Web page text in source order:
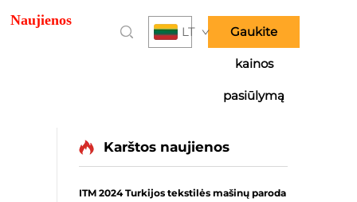
Naujienos
LT Gaukite
kainos
pasiūlymą
Karštos naujienos
ITM 2024 Turkijos tekstilės mašinų paroda